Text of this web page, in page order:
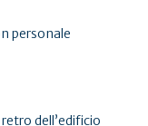
personale
dell’edificio